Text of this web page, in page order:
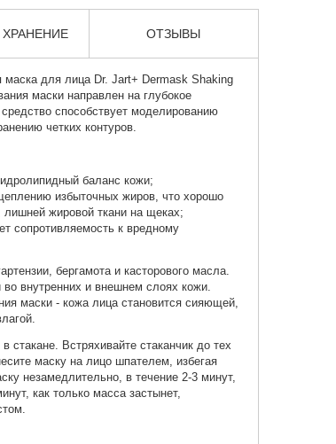
ОТЗЫВЫ
для лицаDr. Jart+ Dermask Shaking
маски направлен на глубокое
способствует моделированию
четких контуров.
баланс кожи;
избыточных жиров, что хорошо
лишней жировой ткани на щеках;
сопротивляемость к вредному
бергамота и касторового масла.
внутренних и внешнем слоях кожи.
маски - кожа лица становится сияющей,
стакане. Встряхивайте стаканчик до тех
маску на лицо шпателем, избегая
незамедлительно, в течение 2-3 минут,
как только масса застынет,